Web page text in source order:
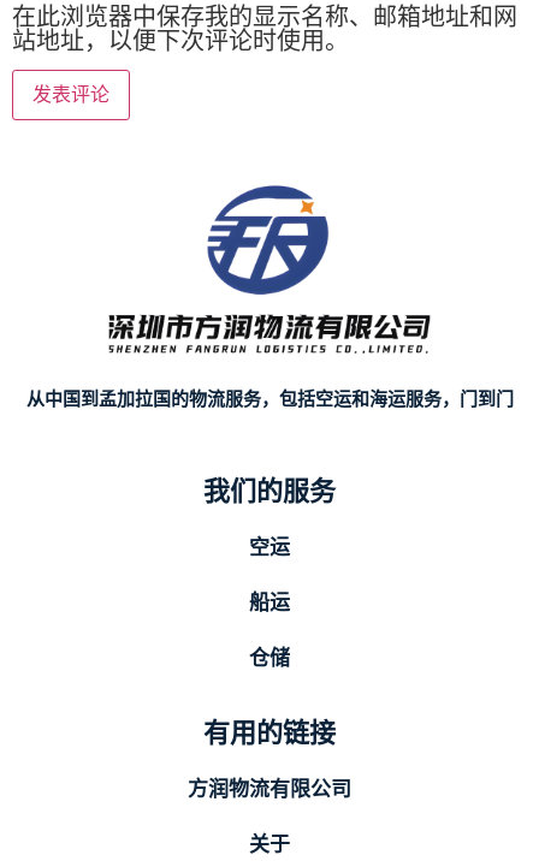
在此浏览器中保存我的显示名称、邮箱地址和网
站地址，以便下次评论时使用。
从中国到孟加拉国的物流服务，包括空运和海运服务，门到门
我们的服务
空运
船运
仓储
有用的链接
方润物流有限公司
关于